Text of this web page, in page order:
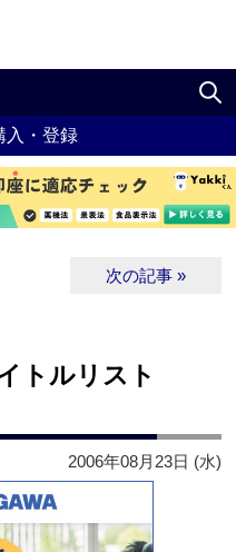
入・登録
次の記事 »
トルリスト
2006年08月23日 (水)